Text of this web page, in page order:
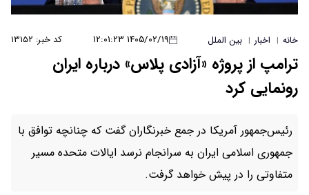
خانه | اخبار | بین الملل ۱۴۰۵/۰۲/۱۹ ۱۲:۰۱:۲۳ کد خبر: ۱۳۱۵۲
ترامپ از پروژه «آزادی پلاس» درباره ایران
رونمایی کرد
رئیس‌جمهور آمریکا در جمع خبرنگاران گفت که چنانچه توافق با
جمهوری اسلامی ایران به سرانجام نرسد ایالات متحده مسیر
متفاوتی را در پیش خواهد گرفت.